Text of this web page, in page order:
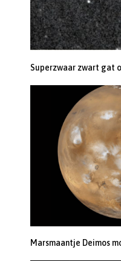
Superzwaar zwart gat
Marsmaantje Deimos